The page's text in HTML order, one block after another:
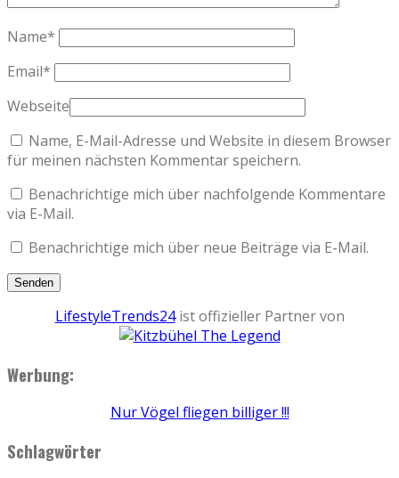
Name*
Email*
Webseite
Name, E-Mail-Adresse und Website in diesem Browser
für meinen nächsten Kommentar speichern.
Benachrichtige mich über nachfolgende Kommentare
via E-Mail.
Benachrichtige mich über neue Beiträge via E-Mail.
LifestyleTrends24ist offizieller Partner von
Werbung:
Nur Vögel fliegen billiger !!!
Schlagwörter